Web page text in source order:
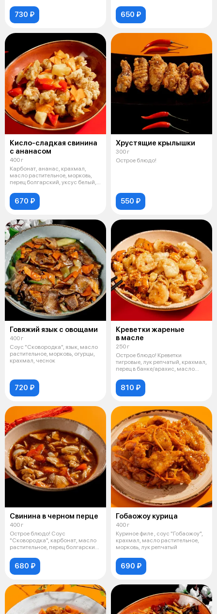
730 ₽ 650 ₽
Кисло-сладкая свинина
с ананасом
400 г
Карбонат, ананас, крахмал,
масло растительное, морковь,
перец болгарский, уксус белый,
670 ₽
Хрустящие крылышки
300 г
Острое блюдо!
550 ₽
Говяжий язык с овощами
400 г
Соус "Сковородка", язык, масло
растительное, морковь, огурцы,
крахмал, чеснок
720 ₽
Креветки жареные
в масле
250 г
Острое блюдо! Креветки
тигровые, лук репчатый, крахмал,
перец в банке/арахис, масло
810 ₽
Свинина в черном перце
400 г
Острое блюдо! Соус
"Сковородка", карбонат, масло
растительное, перец болгарский,
680 ₽
Гобаожоу курица
400 г
Куриное филе , соус "Гобаожоу",
крахмал, масло растительное,
морковь, лук репчатый
690 ₽